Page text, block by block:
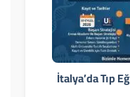
İtalya’da Tıp